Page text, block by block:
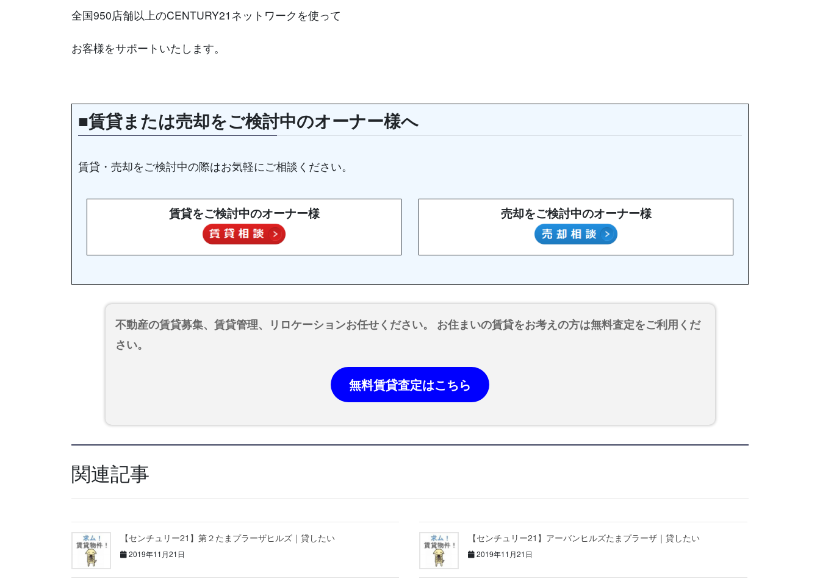
全国950店舗以上のCENTURY21ネットワークを使って
お客様をサポートいたします。
■賃貸または売却をご検討中のオーナー様へ
賃貸・売却をご検討中の際はお気軽にご相談ください。
賃貸をご検討中のオーナー様 売却をご検討中のオーナー様
不動産の賃貸募集、賃貸管理、リロケーションお任せください。 お住まいの賃貸をお考えの方は無料査定をご利用くだ
さい。
無料賃貸査定はこちら
関連記事
【センチュリー21】第２たまプラーザヒルズ｜貸したい
2019年11月21日
【センチュリー21】アーバンヒルズたまプラーザ｜貸したい
2019年11月21日